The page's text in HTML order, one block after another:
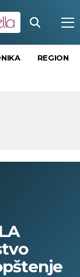
REGION